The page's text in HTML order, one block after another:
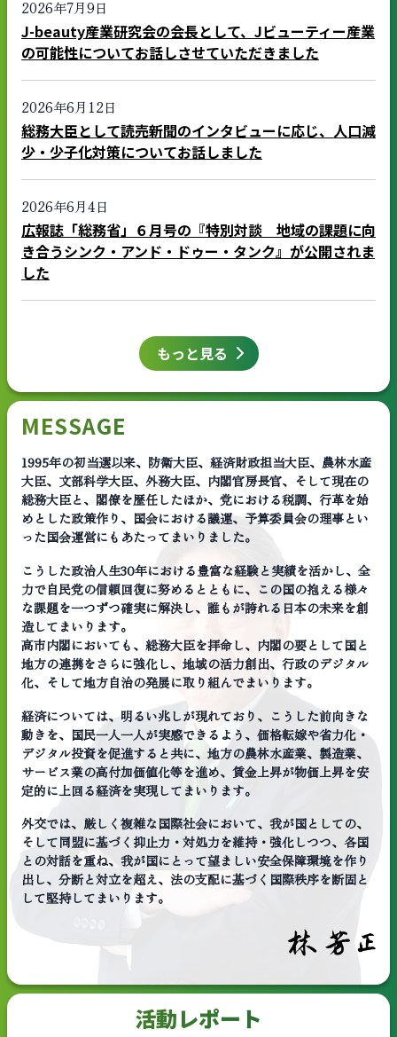
2026年7月9日
J-beauty産業研究会の会長として、Jビューティー産業
の可能性についてお話しさせていただきました
2026年6月12日
総務大臣として読売新聞のインタビューに応じ、人口減
少・少子化対策についてお話しました
2026年6月4日
広報誌「総務省」６月号の『特別対談 地域の課題に向
き合うシンク・アンド・ドゥー・タンク』が公開されま
した
もっと見る
MESSAGE
1995年の初当選以来、防衛大臣、経済財政担当大臣、農林水産
大臣、文部科学大臣、外務大臣、内閣官房長官、そして現在の
総務大臣と、閣僚を歴任したほか、党における税調、行革を始
めとした政策作り、国会における議運、予算委員会の理事とい
った国会運営にもあたってまいりました。
こうした政治人生30年における豊富な経験と実績を活かし、全
力で自民党の信頼回復に努めるとともに、この国の抱える様々
な課題を一つずつ確実に解決し、誰もが誇れる日本の未来を創
造してまいります。
高市内閣においても、総務大臣を拝命し、内閣の要として国と
地方の連携をさらに強化し、地域の活力創出、行政のデジタル
化、そして地方自治の発展に取り組んでまいります。
経済については、明るい兆しが現れており、こうした前向きな
動きを、国民一人一人が実感できるよう、価格転嫁や省力化・
デジタル投資を促進すると共に、地方の農林水産業、製造業、
サービス業の高付加価値化等を進め、賃金上昇が物価上昇を安
定的に上回る経済を実現してまいります。
外交では、厳しく複雑な国際社会において、我が国としての、
そして同盟に基づく抑止力・対処力を維持・強化しつつ、各国
との対話を重ね、我が国にとって望ましい安全保障環境を作り
出し、分断と対立を超え、法の支配に基づく国際秩序を断固と
して堅持してまいります。
活動レポート